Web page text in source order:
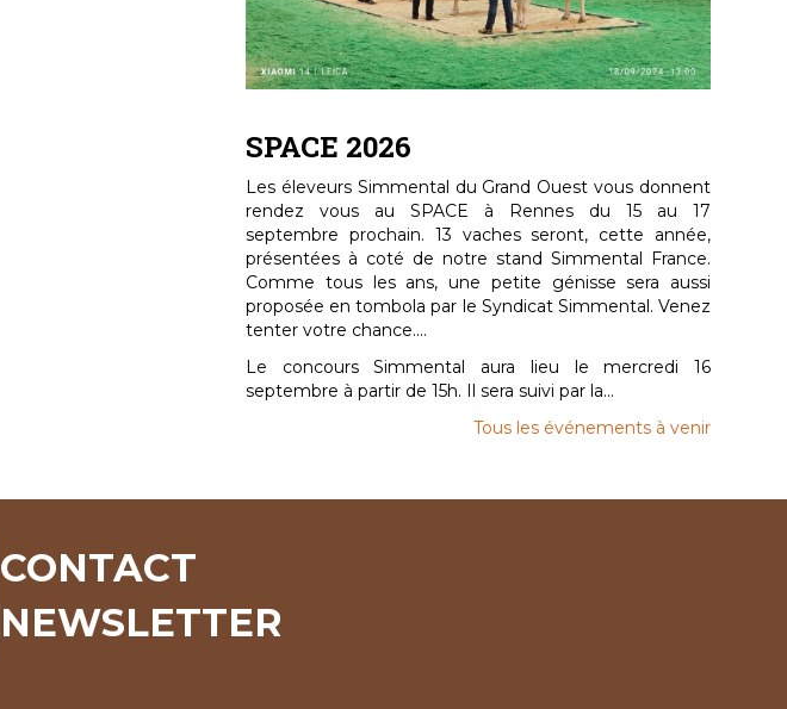
SPACE 2026
Les éleveurs Simmental du Grand Ouest vous donnent
rendez vous au SPACE à Rennes du 15 au 17
septembre prochain. 13 vaches seront, cette année,
présentées à coté de notre stand Simmental France.
Comme tous les ans, une petite génisse sera aussi
proposée en tombola par le Syndicat Simmental. Venez
tenter votre chance....
Le concours Simmental aura lieu le mercredi 16
septembre à partir de 15h. Il sera suivi par la...
Tous les événements à venir
CONTACT
NEWSLETTER